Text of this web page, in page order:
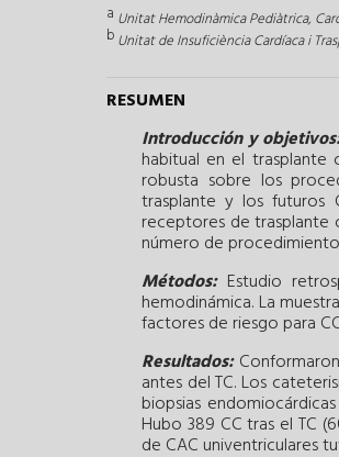
a Unitat Hemodinàmica Pediàtrica,
bUnitat de Insuficiència Cardíaca i
RESUMEN
Introducción y
habitual en el trasplante
robusta sobre los
trasplante y los futuros
receptores de trasplante
número de
Métodos:Estudio
hemodinámica. La
factores de riesgo para
Resultados:Conformaron
antes del TC. Los
biopsias
Hubo 389 CC tras el TC
de CAC univentriculares